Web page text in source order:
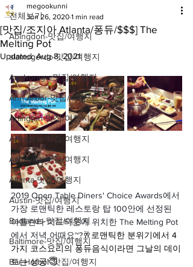
전체보기
Abingdon-맛집/여행지
alamogordo-맛집/여행지
Anchorage-맛집/여행지
Ann Arbor-맛집/여행지
Arlington-맛집/여행지
Arlington-맛집/여행지
Asheville-맛집/여행지
Atlanta-맛집/여행지
Austin-맛집/여행지
Badlands-맛집/여행지
Baltimore-맛집/여행지
Bar Harbor-맛집/여행지
[맛집/조지아 Atlanta/퐁듀/$$$] The
Melting Pot
megookunni
Jun 26, 2020 1 min read
Updated:Aug 8, 2021
2019 Open Table Diners' Choice Awards에서
가장 로맨틱한 레스토랑 탑 100안에 선정된
아틀란타 미드타운에 위치한 The Melting Pot
에서 저녁 어때요~?🥂로맨틱한 분위기에서 4
가지 코스요리의 퐁듀음식이라면 그날의 데이
트는 성공!😇